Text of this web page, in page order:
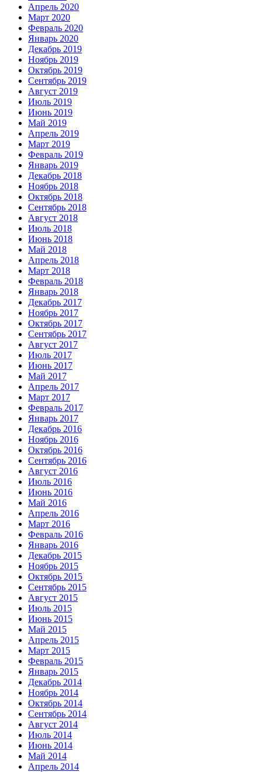
Апрель 2020
Март 2020
Февраль 2020
Январь 2020
Декабрь 2019
Ноябрь 2019
Октябрь 2019
Сентябрь 2019
Август 2019
Июль 2019
Июнь 2019
Май 2019
Апрель 2019
Март 2019
Февраль 2019
Январь 2019
Декабрь 2018
Ноябрь 2018
Октябрь 2018
Сентябрь 2018
Август 2018
Июль 2018
Июнь 2018
Май 2018
Апрель 2018
Март 2018
Февраль 2018
Январь 2018
Декабрь 2017
Ноябрь 2017
Октябрь 2017
Сентябрь 2017
Август 2017
Июль 2017
Июнь 2017
Май 2017
Апрель 2017
Март 2017
Февраль 2017
Январь 2017
Декабрь 2016
Ноябрь 2016
Октябрь 2016
Сентябрь 2016
Август 2016
Июль 2016
Июнь 2016
Май 2016
Апрель 2016
Март 2016
Февраль 2016
Январь 2016
Декабрь 2015
Ноябрь 2015
Октябрь 2015
Сентябрь 2015
Август 2015
Июль 2015
Июнь 2015
Май 2015
Апрель 2015
Март 2015
Февраль 2015
Январь 2015
Декабрь 2014
Ноябрь 2014
Октябрь 2014
Сентябрь 2014
Август 2014
Июль 2014
Июнь 2014
Май 2014
Апрель 2014